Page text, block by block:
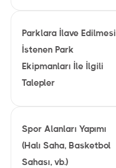
Parklara İlave Edilmesi
İstenen Park
Ekipmanları İle İlgili
Talepler
Spor Alanları Yapımı
(Halı Saha, Basketbol
Sahası, vb.)